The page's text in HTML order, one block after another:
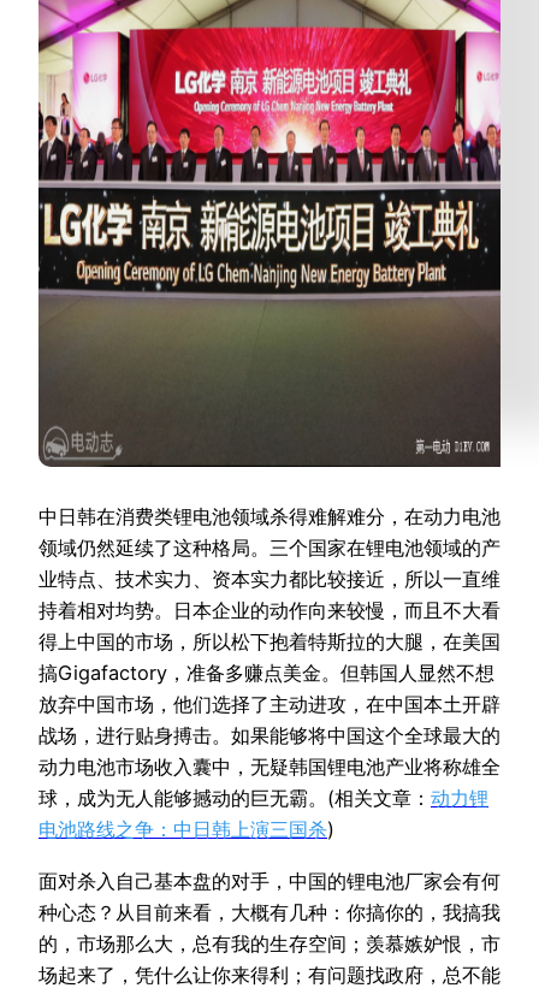
中日韩在消费类锂电池领域杀得难解难分，在动力电池
领域仍然延续了这种格局。三个国家在锂电池领域的产
业特点、技术实力、资本实力都比较接近，所以一直维
持着相对均势。日本企业的动作向来较慢，而且不大看
得上中国的市场，所以松下抱着特斯拉的大腿，在美国
搞Gigafactory，准备多赚点美金。但韩国人显然不想
放弃中国市场，他们选择了主动进攻，在中国本土开辟
战场，进行贴身搏击。如果能够将中国这个全球最大的
动力电池市场收入囊中，无疑韩国锂电池产业将称雄全
球，成为无人能够撼动的巨无霸。(相关文章： 动力锂
电池路线之争：中日韩上演三国杀)
面对杀入自己基本盘的对手，中国的锂电池厂家会有何
种心态？从目前来看，大概有几种：你搞你的，我搞我
的，市场那么大，总有我的生存空间；羡慕嫉妒恨，市
场起来了，凭什么让你来得利；有问题找政府，总不能